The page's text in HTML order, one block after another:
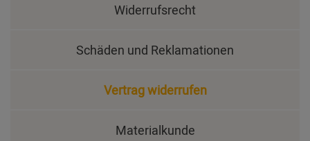
Widerrufsrecht
Schäden und Reklamationen
Vertrag widerrufen
Materialkunde